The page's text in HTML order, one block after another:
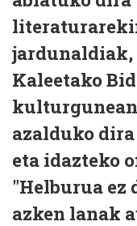
jardunaldiak,
Kaleetako
azalduko
eta idazteko
"Helburua ez
azken lanak